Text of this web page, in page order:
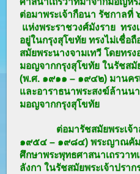
ต่อมาพระเจ้ากือนา รัชกาล
แห่งพระราชวงศ์มังราย ทร
อยู่ในกรุงสุโขทัย ทรงไม่เชื่อ
สมัยพระนางจามเทวี โดยทร
มอญจากกรุงสุโขทัย ในรัชสมั
(พ.ศ. ๑๙๑๑ – ๑๙๔๒) มานค
และอาราธนาพระสงฆ์ล้านน
มอญจากกรุงสุโขทัย
ต่อมารัชสมัยพระเจ้าส
๑๙๕๔ – ๑๙๘๔) พระญาณคัม
ศึกษาพระพุทธศาสนาเถรวา
ลังกา ในรัชสมัยพระเจ้าปรา